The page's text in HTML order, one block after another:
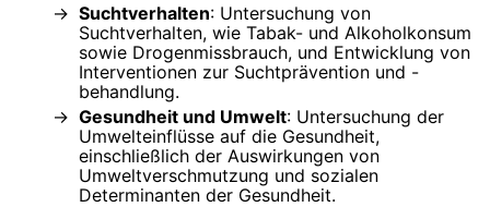
Suchtverhalten: Untersuchung von
Suchtverhalten, wie Tabak- und Alkoholkonsum
sowie Drogenmissbrauch, und Entwicklung von
Interventionen zur Suchtprävention und -
behandlung.
Gesundheit und Umwelt: Untersuchung der
Umwelteinflüsse auf die Gesundheit,
einschließlich der Auswirkungen von
Umweltverschmutzung und sozialen
Determinanten der Gesundheit.